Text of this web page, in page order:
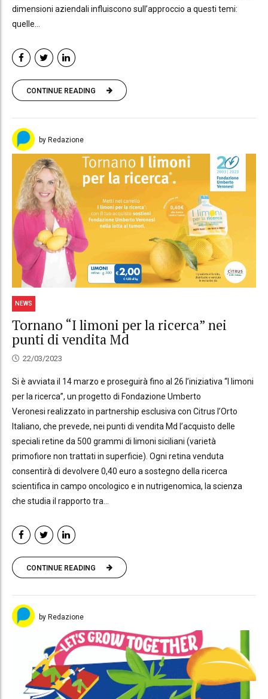
dimensioni aziendali influiscono sull’approccio a questi temi:
quelle...
CONTINUE READING
by Redazione
NEWS
Tornano “I limoni per la ricerca” nei
punti di vendita Md
22/03/2023
Si è avviata il 14 marzo e proseguirà fino al 26 l’iniziativa “I limoni
per la ricerca”, un progetto di Fondazione Umberto
Veronesi realizzato in partnership esclusiva con Citrus l’Orto
Italiano, che prevede, nei punti di vendita Md l’acquisto delle
speciali retine da 500 grammi di limoni siciliani (varietà
primofiore non trattati in superficie). Ogni retina venduta
consentirà di devolvere 0,40 euro a sostegno della ricerca
scientifica in campo oncologico e in nutrigenomica, la scienza
che studia il rapporto tra...
CONTINUE READING
by Redazione